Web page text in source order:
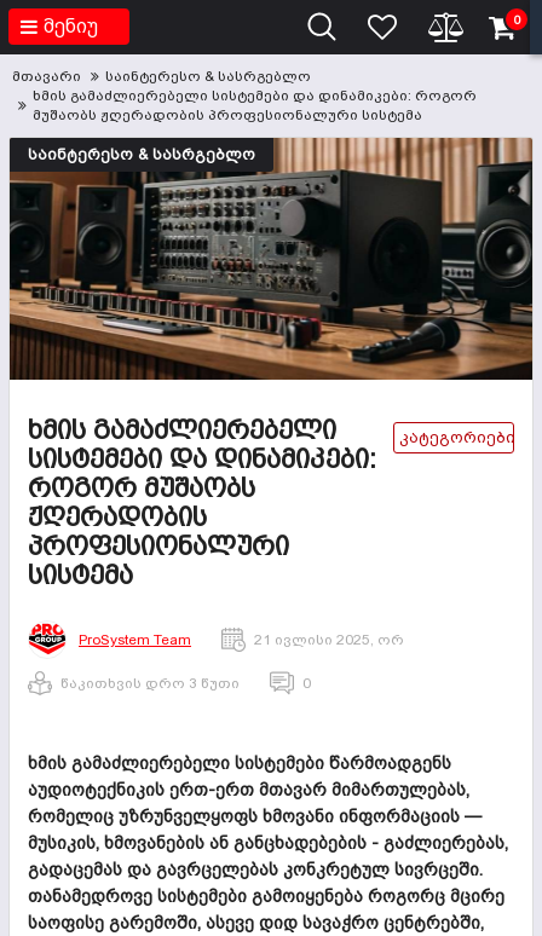
მენიუ 0
მთავარი
საინტერესო & სასრგებლო
ხმის გამაძლიერებელი სისტემები და დინამიკები: როგორ
მუშაობს ჟღერადობის პროფესიონალური სისტემა
საინტერესო & სასრგებლო
ᲮᲛᲘᲡ ᲒᲐᲛᲐᲫᲚᲘᲔᲠᲔᲑᲔᲚᲘ
ᲡᲘᲡᲢᲔᲛᲔᲑᲘ ᲓᲐ ᲓᲘᲜᲐᲛᲘᲙᲔᲑᲘ:
ᲠᲝᲒᲝᲠ ᲛᲣᲨᲐᲝᲑᲡ
ᲟᲦᲔᲠᲐᲓᲝᲑᲘᲡ
ᲞᲠᲝᲤᲔᲡᲘᲝᲜᲐᲚᲣᲠᲘ
ᲡᲘᲡᲢᲔᲛᲐ
კატეგორიები
ProSystem Team 21 ივლისი 2025, ორ
წაკითხვის დრო 3 წუთი 0
ხმის გამაძლიერებელი სისტემები წარმოადგენს
აუდიოტექნიკის ერთ-ერთ მთავარ მიმართულებას,
რომელიც უზრუნველყოფს ხმოვანი ინფორმაციის —
მუსიკის, ხმოვანების ან განცხადებების - გაძლიერებას,
გადაცემას და გავრცელებას კონკრეტულ სივრცეში.
თანამედროვე სისტემები გამოიყენება როგორც მცირე
საოფისე გარემოში, ასევე დიდ სავაჭრო ცენტრებში,